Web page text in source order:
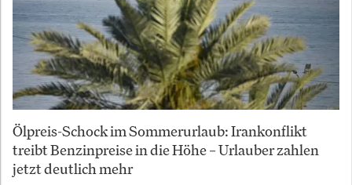
Ölpreis-Schock im Sommerurlaub: Irankonflikt
treibt Benzinpreise in die Höhe – Urlauber zahlen
jetzt deutlich mehr